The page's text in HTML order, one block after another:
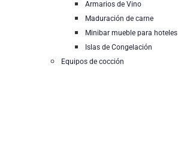
Armarios de Vino
Maduración de carne
Minibar mueble para hoteles
Islas de Congelación
Equipos de cocción